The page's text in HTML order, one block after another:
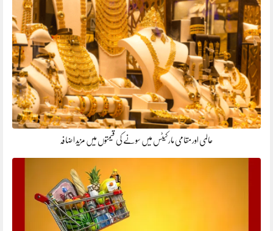
عالمی اور مقامی مارکیٹس میں سونے کی قیمتوں میں مزید اضافہ